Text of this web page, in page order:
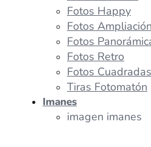
Fotos Happy
Fotos Ampliación
Fotos
Fotos Retro
Fotos Cuadradas
Tiras Fotomatón
Imanes
imagen imanes